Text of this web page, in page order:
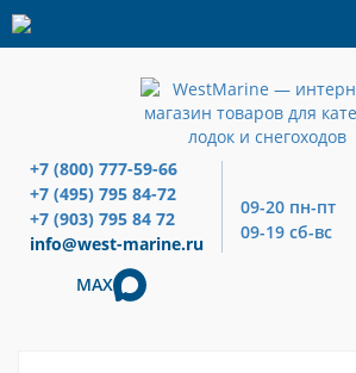
+7 (800) 777-59-66
+7 (495) 795 84-72
+7 (903) 795 84 72
info@west-marine.ru
09-20 пн-пт
09-19 сб-вс
MAX